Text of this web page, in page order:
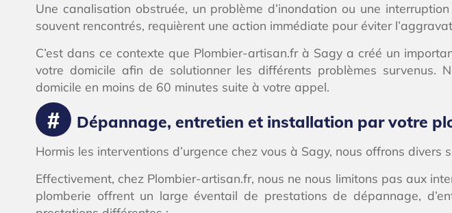
Une canalisation obstruée, un problème d’inondation ou une
souvent rencontrés, requièrent une action immédiate pour éviter
C’est dans ce contexte que Plombier-artisan.fr à Sagy a créé un
votre domicile afin de solutionner les différents problèmes survenus.
domicile en moins de 60 minutes suite à votre appel.
Dépannage, entretien et installation par votre
Hormis les interventions d’urgence chez vous à Sagy, nous offrons
Effectivement, chez Plombier-artisan.fr, nous ne nous limitons pas aux
plomberie offrent un large éventail de prestations de dépannage,